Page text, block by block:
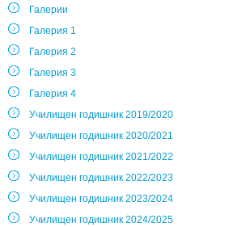
Галерии
Галерия 1
Галерия 2
Галерия 3
Галерия 4
Училищен годишник 2019/2020
Училищен годишник 2020/2021
Училищен годишник 2021/2022
Училищен годишник 2022/2023
Училищен годишник 2023/2024
Училищен годишник 2024/2025